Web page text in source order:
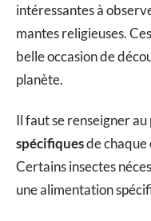
intéressantes à
mantes religieuses.
belle occasion de
planète.
Il faut se renseigner
spécifiquesde chaque
Certains insectes
une alimentation